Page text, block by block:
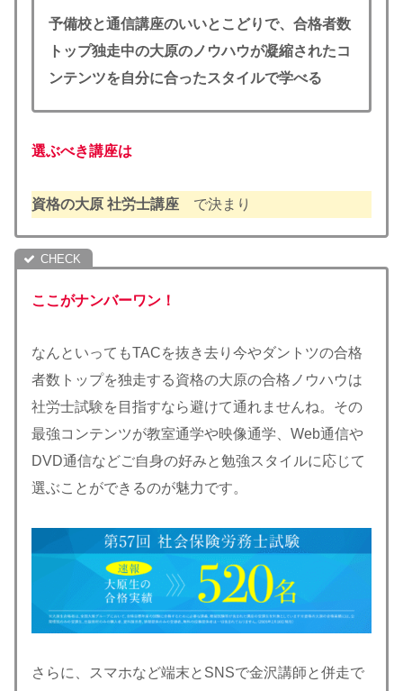
予備校と通信講座のいいとこどりで、合格者数
トップ独走中の大原のノウハウが凝縮されたコ
ンテンツを自分に合ったスタイルで学べる
選ぶべき講座は
資格の大原 社労士講座 で決まり
ここがナンバーワン！
なんといってもTACを抜き去り今やダントツの合格
者数トップを独走する資格の大原の合格ノウハウは
社労士試験を目指すなら避けて通れませんね。その
最強コンテンツが教室通学や映像通学、Web通信や
DVD通信などご自身の好みと勉強スタイルに応じて
選ぶことができるのが魅力です。
さらに、スマホなど端末とSNSで金沢講師と併走で